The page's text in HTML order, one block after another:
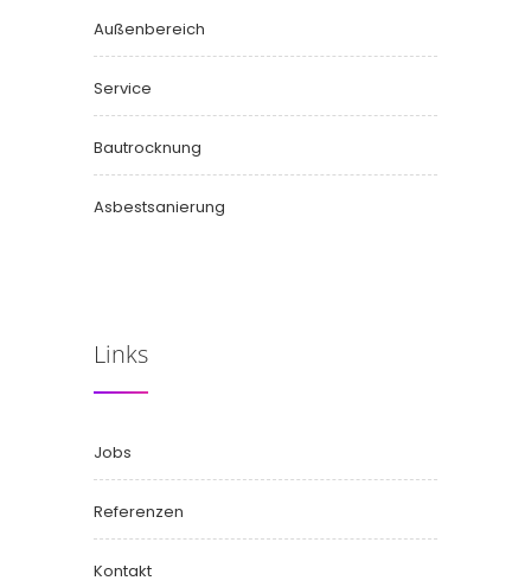
Außenbereich
Service
Bautrocknung
Asbestsanierung
Links
Jobs
Referenzen
Kontakt